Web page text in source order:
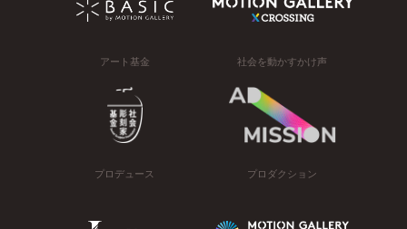
アート基金 社会を動かすかけ声
プロデュース プロダクション